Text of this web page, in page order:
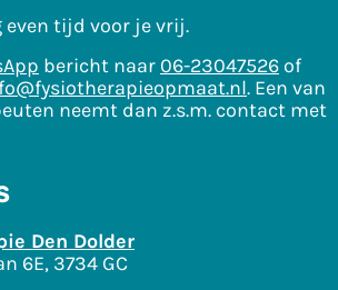
even tijd voor je vrij.
bericht naar 06-23047526 of
. Een van
neemt dan z.s.m. contact met
Den Dolder
6E, 3734 GC